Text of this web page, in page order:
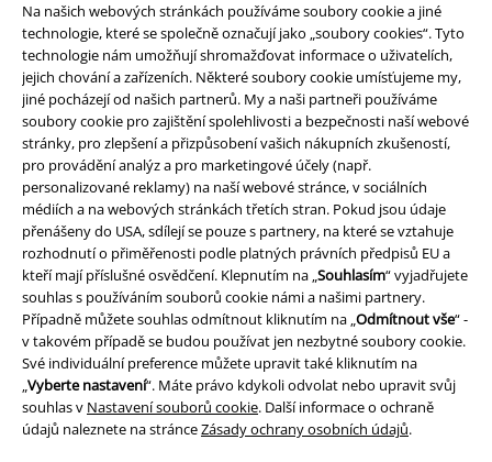
Na našich webových stránkách používáme soubory cookie a jiné
technologie, které se společně označují jako „soubory cookies“. Tyto
technologie nám umožňují shromažďovat informace o uživatelích,
jejich chování a zařízeních. Některé soubory cookie umísťujeme my,
jiné pocházejí od našich partnerů. My a naši partneři používáme
soubory cookie pro zajištění spolehlivosti a bezpečnosti naší webové
stránky, pro zlepšení a přizpůsobení vašich nákupních zkušeností,
pro provádění analýz a pro marketingové účely (např.
personalizované reklamy) na naší webové stránce, v sociálních
médiích a na webových stránkách třetích stran. Pokud jsou údaje
přenášeny do USA, sdílejí se pouze s partnery, na které se vztahuje
rozhodnutí o přiměřenosti podle platných právních předpisů EU a
kteří mají příslušné osvědčení. Klepnutím na „Souhlasím“ vyjadřujete
souhlas s používáním souborů cookie námi a našimi partnery.
Případně můžete souhlas odmítnout kliknutím na „Odmítnout vše“ -
v takovém případě se budou používat jen nezbytné soubory cookie.
Své individuální preference můžete upravit také kliknutím na
„Vyberte nastavení“. Máte právo kdykoli odvolat nebo upravit svůj
souhlas v Nastavení souborů cookie. Další informace o ochraně
údajů naleznete na stránceZásady ochrany osobních údajů.
Nabídky pro vás
Soutěž
Objednejte si dárkový poukaz
O EMP
Udržitelnost